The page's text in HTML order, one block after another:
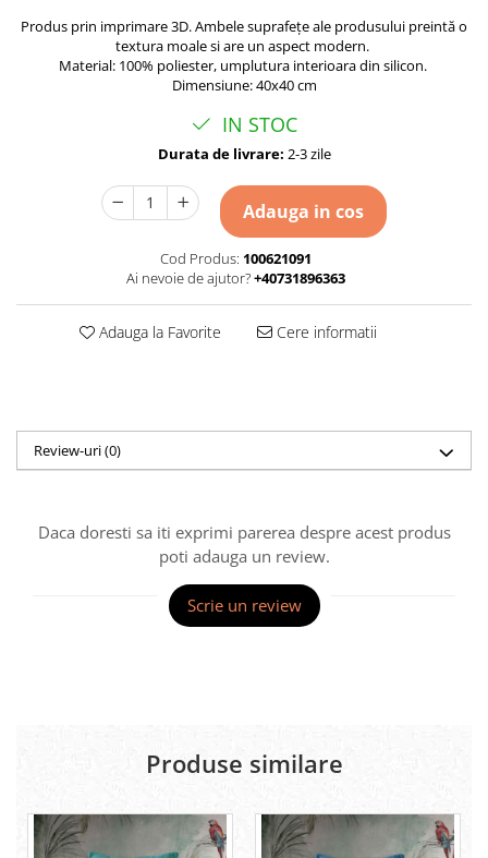
Produs prin imprimare 3D. Ambele suprafețe ale produsului preintă o
textura moale si are un aspect modern.
Material: 100% poliester, umplutura interioara din silicon.
Dimensiune: 40x40 cm
IN STOC
Durata de livrare: 2-3 zile
Adauga in cos
Cod Produs: 100621091
Ai nevoie de ajutor?+40731896363
Adauga la Favorite Cere informatii
Review-uri(0)
Daca doresti sa iti exprimi parerea despre acest produs
poti adauga un review.
Scrie un review
Produse similare